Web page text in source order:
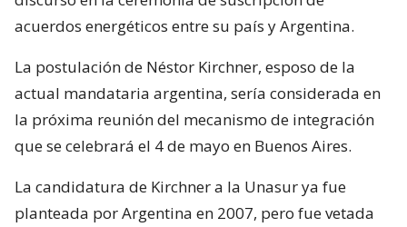
acuerdos energéticos entre su país y Argentina.
La postulación de Néstor Kirchner, esposo de la
actual mandataria argentina, sería considerada en
la próxima reunión del mecanismo de integración
que se celebrará el 4 de mayo en Buenos Aires.
La candidatura de Kirchner a la Unasur ya fue
planteada por Argentina en 2007, pero fue vetada